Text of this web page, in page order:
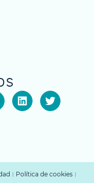
Política de cookies